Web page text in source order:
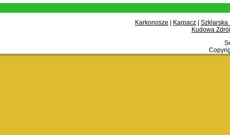
Karkonosze Karpacz
Szklarska
Kudowa